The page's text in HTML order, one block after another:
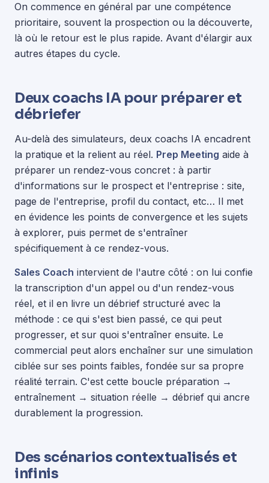
On commence en général par une compétence
prioritaire, souvent la prospection ou la découverte,
là où le retour est le plus rapide. Avant d'élargir aux
autres étapes du cycle.
Deux coachs IA pour préparer et
débriefer
Au-delà des simulateurs, deux coachs IA encadrent
la pratique et la relient au réel. Prep Meeting aide à
préparer un rendez-vous concret : à partir
d'informations sur le prospect et l'entreprise : site,
page de l'entreprise, profil du contact, etc… Il met
en évidence les points de convergence et les sujets
à explorer, puis permet de s'entraîner
spécifiquement à ce rendez-vous.
Sales Coach intervient de l'autre côté : on lui confie
la transcription d'un appel ou d'un rendez-vous
réel, et il en livre un débrief structuré avec la
méthode : ce qui s'est bien passé, ce qui peut
progresser, et sur quoi s'entraîner ensuite. Le
commercial peut alors enchaîner sur une simulation
ciblée sur ses points faibles, fondée sur sa propre
réalité terrain. C'est cette boucle préparation →
entraînement → situation réelle → débrief qui ancre
durablement la progression.
Des scénarios contextualisés et
infinis